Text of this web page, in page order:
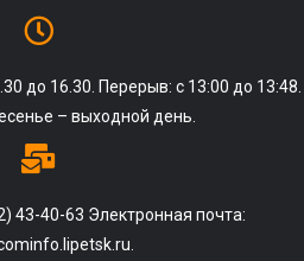
до 16.30. Перерыв: с 13:00 до 13:48.
– выходной день.
43-40-63 Электронная почта: